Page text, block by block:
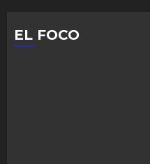
EL FOCO